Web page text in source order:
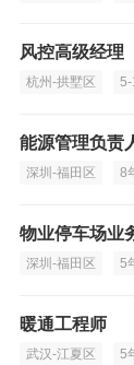
风控高级经理
杭州-拱墅区
能源管理负责
深圳-福田区 8
物业停车场业
深圳-福田区 5
暖通工程师
武汉-江夏区 5